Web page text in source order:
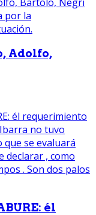
Adolfo,
él